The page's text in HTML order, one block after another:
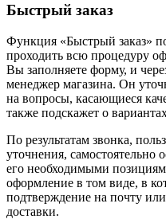
Быстрый заказ
Функция «Быстрый заказ»
проходить всю процедуру
Вы заполняете форму, и
менеджер магазина. Он
на вопросы, касающиеся
также подскажет о
По результатам звонка,
уточнения, самостоятельно
его необходимыми
оформление в том виде, в
подтверждение на почту
доставки.